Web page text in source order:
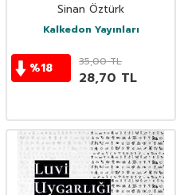
Sinan Öztürk
Kalkedon Yayınları
%18 35,00TL
28,70 TL